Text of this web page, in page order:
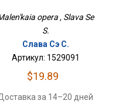
opera , Slava Se
S.
Слава Сэ С.
Артикул: 1529091
$19.89
за 14–20 дней